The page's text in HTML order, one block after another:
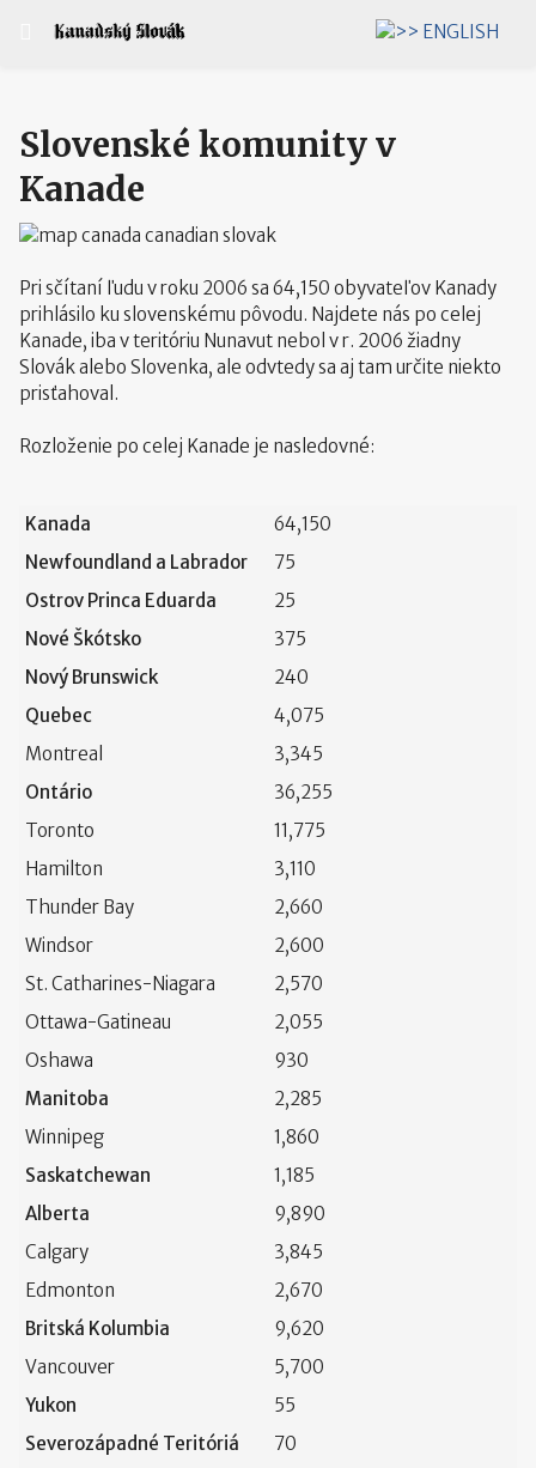
Vyberte váš jazyk
Slovenské komunity v
Kanade
Pri sčítaní ľudu v roku 2006 sa 64,150 obyvateľov Kanady
prihlásilo ku slovenskému pôvodu. Najdete nás po celej
Kanade, iba v teritóriu Nunavut nebol v r. 2006 žiadny
Slovák alebo Slovenka, ale odvtedy sa aj tam určite niekto
prisťahoval.
Rozloženie po celej Kanade je nasledovné:
Kanada
64,150
Newfoundland a Labrador
75
Ostrov Princa Eduarda
25
Nové Škótsko
375
Nový Brunswick
240
Quebec
4,075
Montreal
3,345
Ontário
36,255
Toronto
11,775
Hamilton
3,110
Thunder Bay
2,660
Windsor
2,600
St. Catharines-Niagara
2,570
Ottawa-Gatineau
2,055
Oshawa
930
Manitoba
2,285
Winnipeg
1,860
Saskatchewan
1,185
Alberta
9,890
Calgary
3,845
Edmonton
2,670
Britská Kolumbia
9,620
Vancouver
5,700
Yukon
55
Severozápadné Teritóriá
70